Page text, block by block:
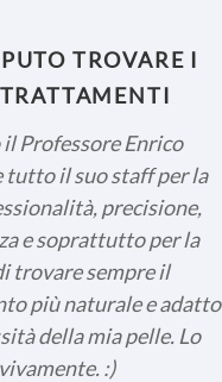
TROVARE I
Professore Enrico
tutto il suo staff per la
precisione,
e soprattutto per la
trovare sempre il
più naturale e adatto
della mia pelle. Lo
:)